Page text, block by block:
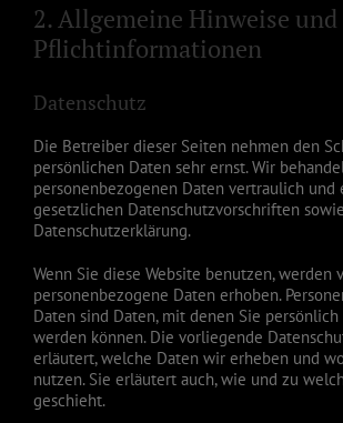
2. Allgemeine Hinweise und
Pflichtinformationen
Datenschutz
Die Betreiber dieser Seiten nehmen den
persönlichen Daten sehr ernst. Wir
personenbezogenen Daten vertraulich und
gesetzlichen Datenschutzvorschriften
Datenschutzerklärung.
Wenn Sie diese Website benutzen, werden
personenbezogene Daten erhoben.
Daten sind Daten, mit denen Sie
werden können. Die vorliegende
erläutert, welche Daten wir erheben und
nutzen. Sie erläutert auch, wie und zu
geschieht.